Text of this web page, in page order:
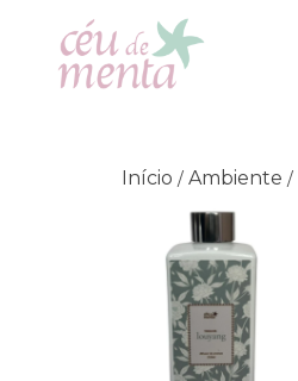
Início / Ambiente /